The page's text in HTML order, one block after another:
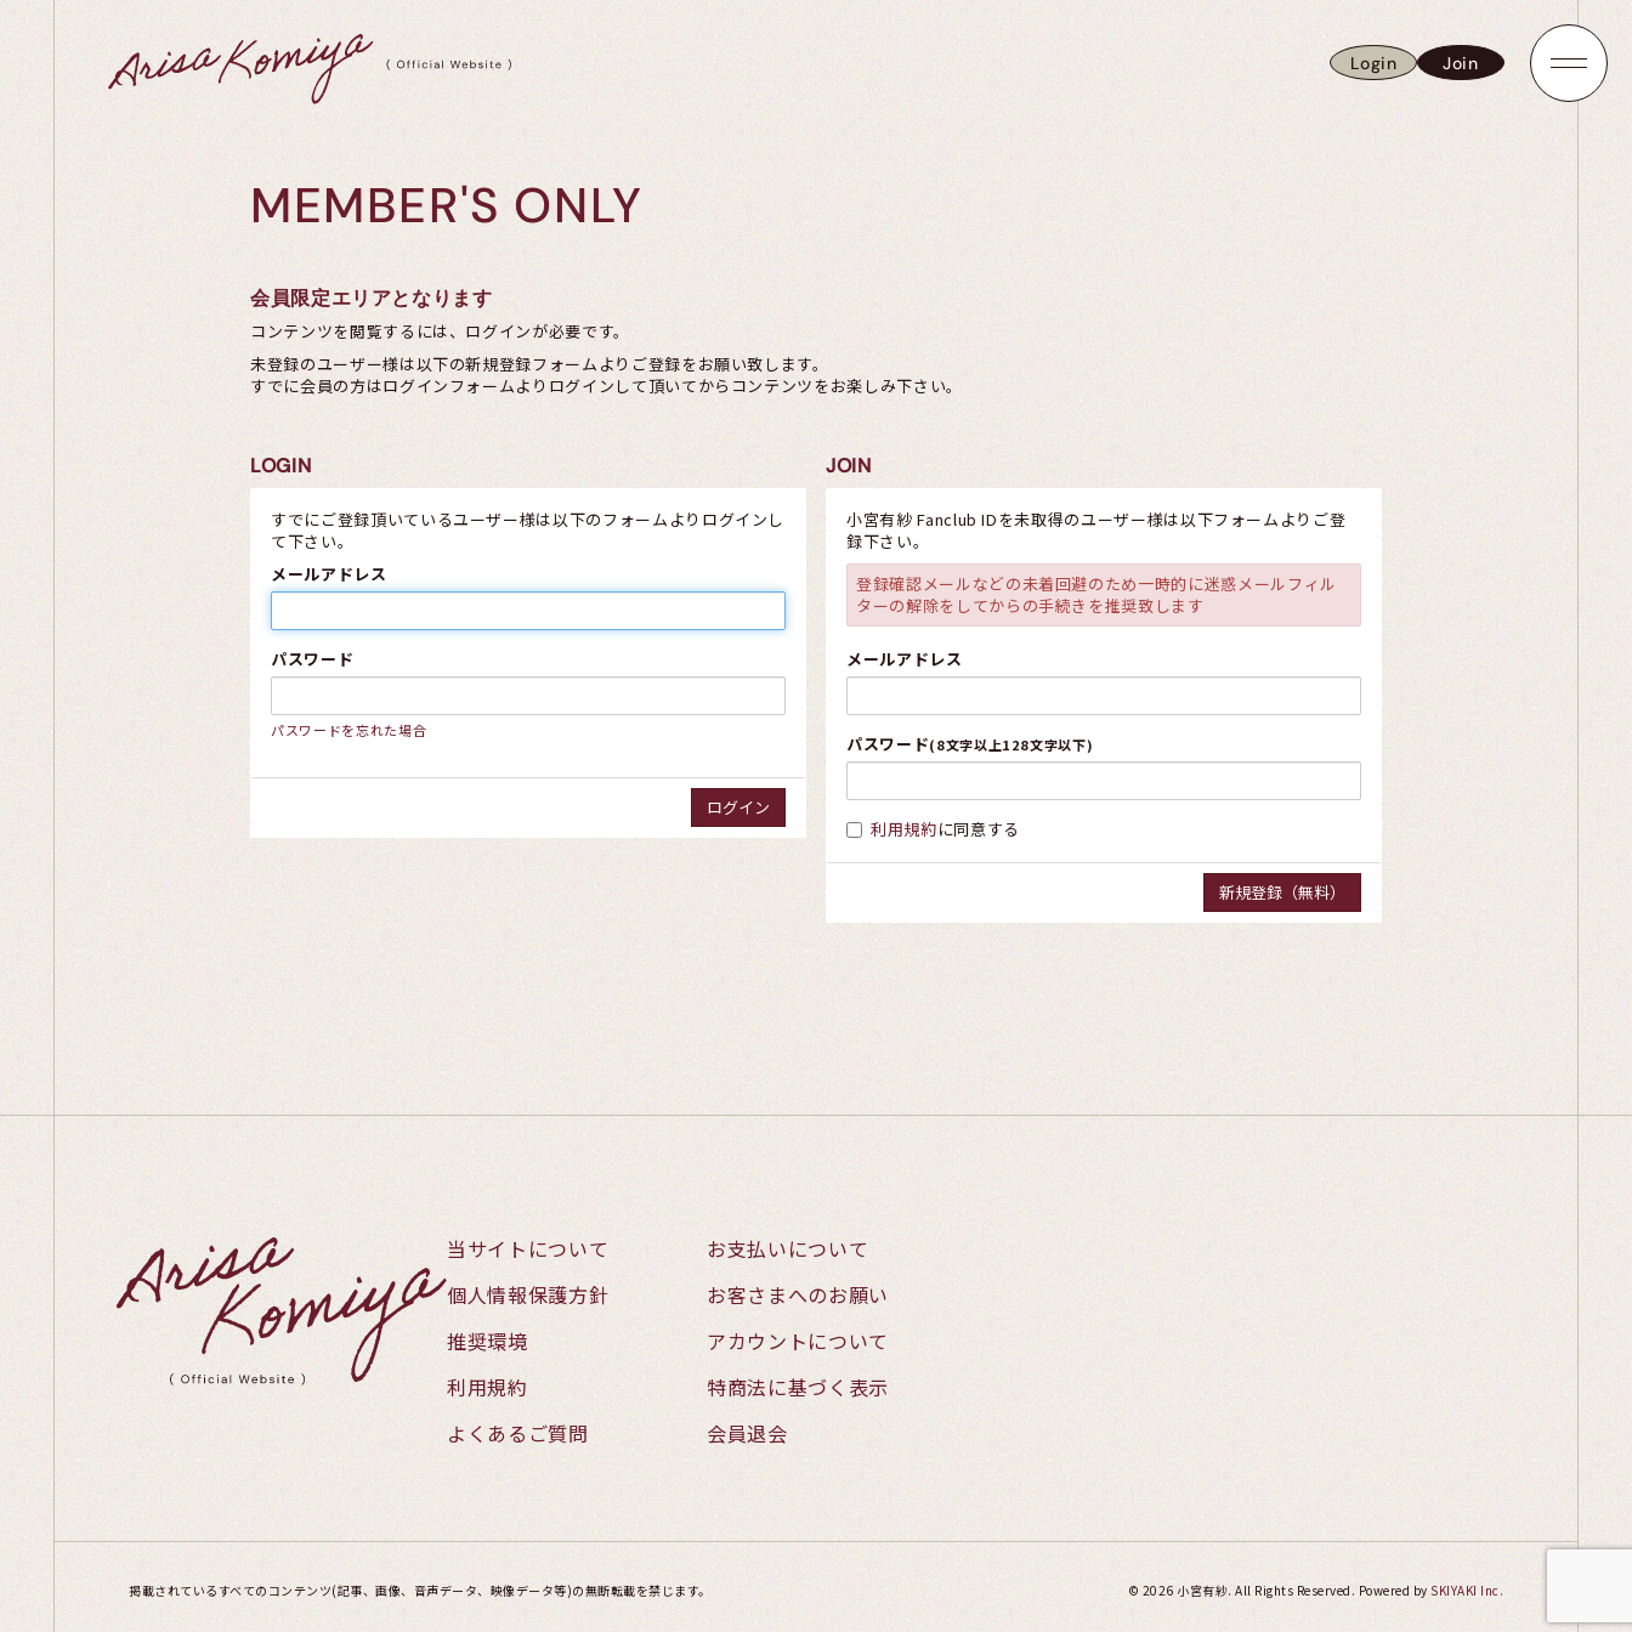
Login
Login
Join
Join
MEMBER'S ONLY
会員限定エリアとなります
コンテンツを閲覧するには、ログインが必要です。
未登録のユーザー様は以下の新規登録フォームよりご登録をお願い致します。
すでに会員の方はログインフォームよりログインして頂いてからコンテンツをお楽しみ下さい。
LOGIN
すでにご登録頂いているユーザー様は以下のフォームよりログインし
て下さい。
メールアドレス
パスワード
パスワードを忘れた場合
JOIN
小宮有紗 Fanclub IDを未取得のユーザー様は以下フォームよりご登
録下さい。
登録確認メールなどの未着回避のため一時的に迷惑メールフィル
ターの解除をしてからの手続きを推奨致します
メールアドレス
パスワード(8文字以上128文字以下)
利用規約に同意する
当サイトについて
お支払いについて
個人情報保護方針
お客さまへのお願い
推奨環境
アカウントについて
利用規約
特商法に基づく表示
よくあるご質問
会員退会
掲載されているすべてのコンテンツ(記事、画像、音声データ、映像データ等)の無断転載を禁じます。 © 2026 小宮有紗. All Rights Reserved. Powered by SKIYAKI Inc.